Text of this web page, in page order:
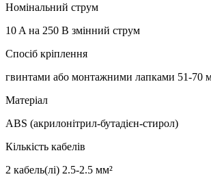
Номінальний струм
10 A на 250 В змінний струм
Спосіб кріплення
гвинтами або монтажними лапками 51-70
Матеріал
ABS (акрилонітрил-бутадієн-стирол)
Кількість кабелів
2 кабель(лі) 2.5-2.5 мм²